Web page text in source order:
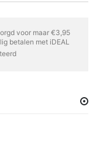
voor maar €3,95
betalen met iDEAL